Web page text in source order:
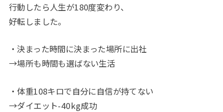
行動したら人生が180度変わり、
好転しました。
・決まった時間に決まった場所に出社
→場所も時間も選ばない生活
・体重108キロで自分に自信が持てない
→ダイエット-40kg成功